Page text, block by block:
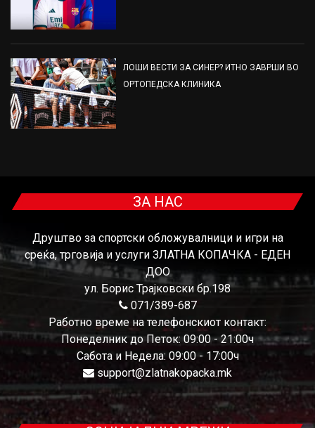
ЛОШИ ВЕСТИ ЗА СИНЕР? ИТНО ЗАВРШИ ВО
ОРТОПЕДСКА КЛИНИКА
ЗА НАС
Друштво за спортски обложувалници и игри на
среќа, трговија и услуги ЗЛАТНА КОПАЧКА - ЕДЕН
ДОО
ул. Борис Трајковски бр.198
071/389-687
Работно време на телефонскиот контакт:
Понеделник до Петок: 09:00 - 21:00ч
Сабота и Недела: 09:00 - 17:00ч
support@zlatnakopacka.mk